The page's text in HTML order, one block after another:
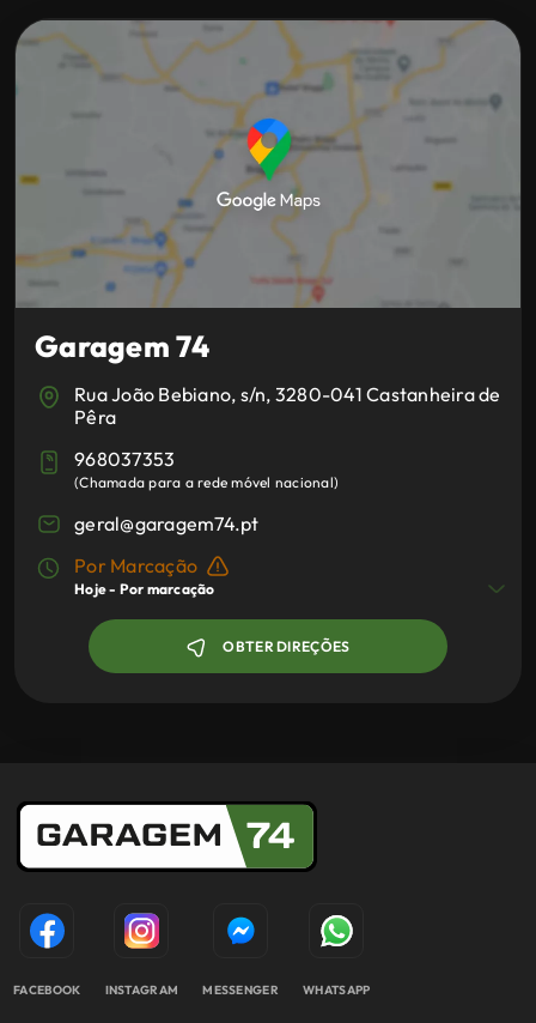
Garagem 74
Rua João Bebiano, s/n, 3280-041 Castanheira de
Pêra
968037353
(Chamada para a rede móvel nacional)
geral@garagem74.pt
Por Marcação
Hoje - Por marcação
OBTER DIREÇÕES
FACEBOOK INSTAGRAM MESSENGER WHATSAPP